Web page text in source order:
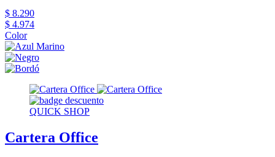
$ 8.290
$ 4.974
Color
QUICK SHOP
Cartera Office